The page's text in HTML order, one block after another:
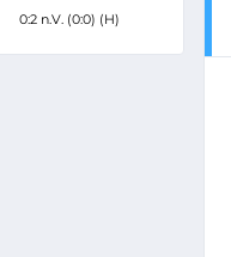
0:2 n.V. (0:0) (H)